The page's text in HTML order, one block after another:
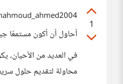
1
أحاول أن أكون مستمعًا
في العديد من الأحيان،
محاولة لتقديم حلول